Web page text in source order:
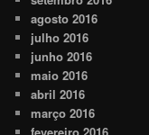
agosto 2016
julho 2016
junho 2016
maio 2016
abril 2016
março 2016